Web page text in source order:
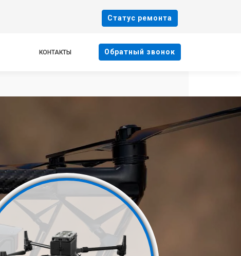
Cтатус ремонта
КОНТАКТЫ Oбратный звонок